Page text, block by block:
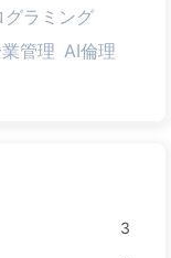
グラミング
管理 AI倫理
3